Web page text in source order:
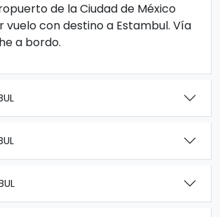
de la Ciudad de México
vuelo con destino a Estambul. Vía
a bordo.